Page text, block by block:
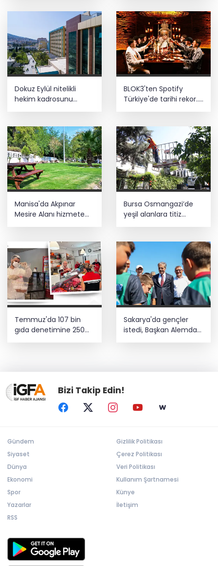
Dokuz Eylül nitelikli
hekim kadrosunu
güçlendirdi
BLOK3'ten Spotify
Türkiye'de tarihi rekor...
Albümdeki 10 şarkının
Manisa'da Akpınar
Mesire Alanı hizmete
açılıyor
Bursa Osmangazi’de
yeşil alanlara titiz
koruma
Temmuz'da 107 bin
gıda denetimine 250
Sakarya'da gençler
istedi, Başkan Alemdar
Bizi Takip Edin!
Gündem
Siyaset
Dünya
Ekonomi
Spor
Yazarlar
RSS
Gizlilik Politikası
Çerez Politikası
Veri Politikası
Kullanım Şartnamesi
Künye
İletişim